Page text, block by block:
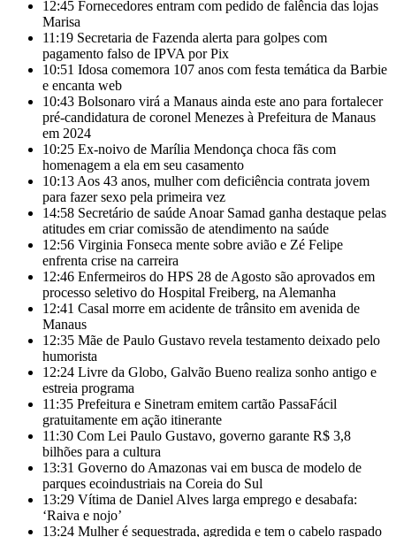
12:45 Fornecedores entram com pedido de falência das lojas
Marisa
11:19 Secretaria de Fazenda alerta para golpes com
pagamento falso de IPVA por Pix
10:51 Idosa comemora 107 anos com festa temática da Barbie
e encanta web
10:43 Bolsonaro virá a Manaus ainda este ano para fortalecer
pré-candidatura de coronel Menezes à Prefeitura de Manaus
em 2024
10:25 Ex-noivo de Marília Mendonça choca fãs com
homenagem a ela em seu casamento
10:13 Aos 43 anos, mulher com deficiência contrata jovem
para fazer sexo pela primeira vez
14:58 Secretário de saúde Anoar Samad ganha destaque pelas
atitudes em criar comissão de atendimento na saúde
12:56 Virginia Fonseca mente sobre avião e Zé Felipe
enfrenta crise na carreira
12:46 Enfermeiros do HPS 28 de Agosto são aprovados em
processo seletivo do Hospital Freiberg, na Alemanha
12:41 Casal morre em acidente de trânsito em avenida de
Manaus
12:35 Mãe de Paulo Gustavo revela testamento deixado pelo
humorista
12:24 Livre da Globo, Galvão Bueno realiza sonho antigo e
estreia programa
11:35 Prefeitura e Sinetram emitem cartão PassaFácil
gratuitamente em ação itinerante
11:30 Com Lei Paulo Gustavo, governo garante R$ 3,8
bilhões para a cultura
13:31 Governo do Amazonas vai em busca de modelo de
parques ecoindustriais na Coreia do Sul
13:29 Vítima de Daniel Alves larga emprego e desabafa:
‘Raiva e nojo’
13:24 Mulher é sequestrada, agredida e tem o cabelo raspado